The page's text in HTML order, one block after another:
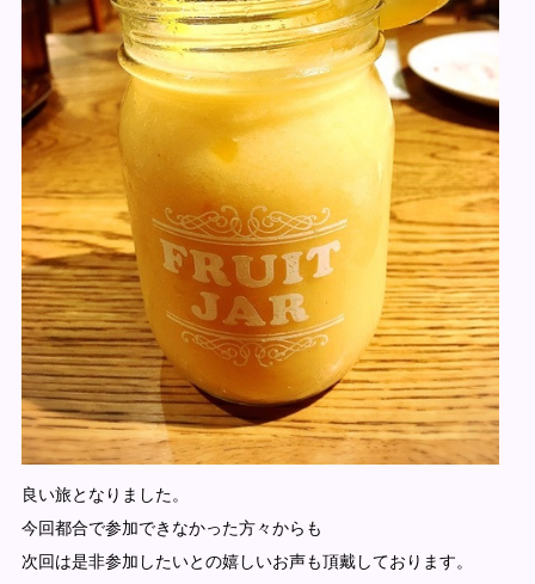
良い旅となりました。
今回都合で参加できなかった方々からも
次回は是非参加したいとの嬉しいお声も頂戴しております。